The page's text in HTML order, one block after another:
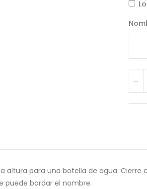
altura para una botella de agua.
puede bordar el nombre.